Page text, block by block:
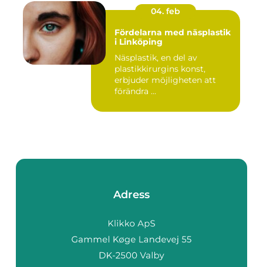
04. feb
Fördelarna med näsplastik
i Linköping
Näsplastik, en del av
plastikkirurgins konst,
erbjuder möjligheten att
förändra ...
Adress